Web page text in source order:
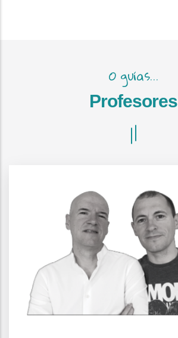
O guías...
Profesores